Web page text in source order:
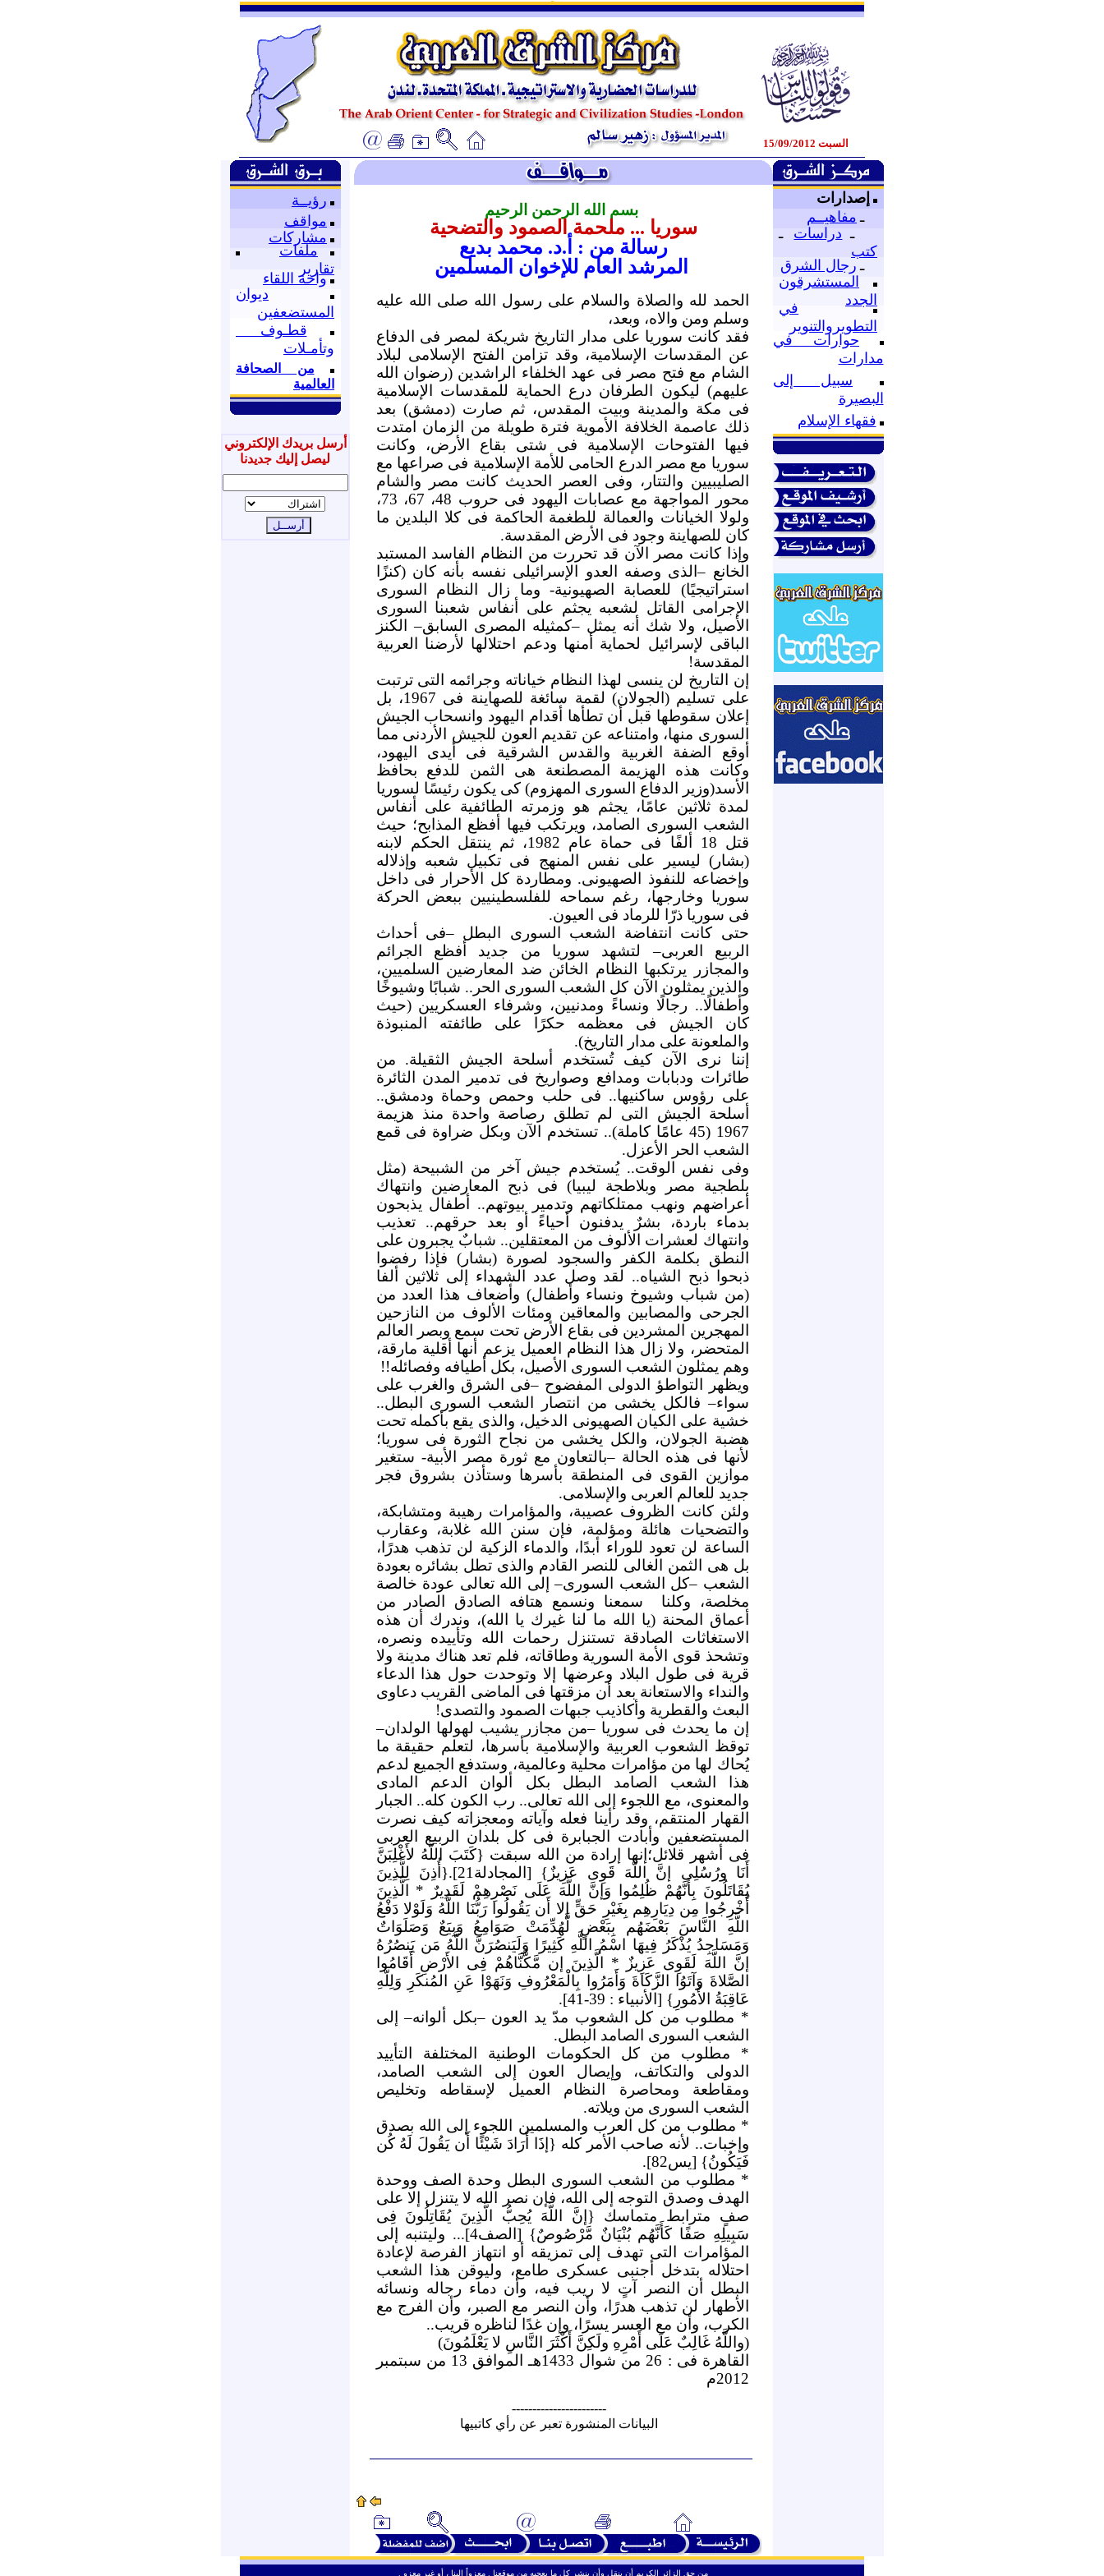
ـ
ـ
السبت 15/09/2012
رؤيــة
مواقف
مشاركات
ملفات
تقارير
واحة اللقاء
ديوان
المستضعفين
قطـوف
وتأمـلات
من الصحافة
العالمية
أرسل بريدك الإلكتروني
ليصل إليك جديدنا
إصدارات
ـ مفاهيــم
ـ دراسات
ـ
كتب
ـ رجال الشرق
المستشرقون
الجدد
في
التطويروالتنوير
حوارات في
مدارات
سبيل إلى
البصيرة
فقهاء الإسلام
بسم الله الرحمن الرحيم
سوريا ... ملحمة الصمود والتضحية
رسالة من : أ.د. محمد بديع
المرشد العام للإخوان المسلمين
الحمد لله والصلاة والسلام على رسول الله صلى الله عليه
وسلم ومن والاه، وبعد،
فقد كانت سوريا على مدار التاريخ شريكة لمصر فى الدفاع
عن المقدسات الإسلامية، وقد تزامن الفتح الإسلامى لبلاد
الشام مع فتح مصر فى عهد الخلفاء الراشدين (رضوان الله
عليهم) ليكون الطرفان درع الحماية للمقدسات الإسلامية
فى مكة والمدينة وبيت المقدس، ثم صارت (دمشق) بعد
ذلك عاصمة الخلافة الأموية فترة طويلة من الزمان امتدت
فيها الفتوحات الإسلامية فى شتى بقاع الأرض، وكانت
سوريا مع مصر الدرع الحامى للأمة الإسلامية فى صراعها مع
الصليبيين والتتار، وفى العصر الحديث كانت مصر والشام
محور المواجهة مع عصابات اليهود فى حروب 48، 67، 73،
ولولا الخيانات والعمالة للطغمة الحاكمة فى كلا البلدين ما
كان للصهاينة وجود فى الأرض المقدسة.
وإذا كانت مصر الآن قد تحررت من النظام الفاسد المستبد
الخانع –الذى وصفه العدو الإسرائيلى نفسه بأنه كان (كنزًا
استراتيجيًا) للعصابة الصهيونية- وما زال النظام السورى
الإجرامى القاتل لشعبه يجثم على أنفاس شعبنا السورى
الأصيل، ولا شك أنه يمثل –كمثيله المصرى السابق– الكنز
الباقى لإسرائيل لحماية أمنها ودعم احتلالها لأرضنا العربية
المقدسة!
إن التاريخ لن ينسى لهذا النظام خياناته وجرائمه التى ترتبت
على تسليم (الجولان) لقمة سائغة للصهاينة فى 1967، بل
إعلان سقوطها قبل أن تطأها أقدام اليهود وانسحاب الجيش
السورى منها، وامتناعه عن تقديم العون للجيش الأردنى مما
أوقع الضفة الغربية والقدس الشرقية فى أيدى اليهود،
وكانت هذه الهزيمة المصطنعة هى الثمن للدفع بحافظ
الأسد(وزير الدفاع السورى المهزوم) كى يكون رئيسًا لسوريا
لمدة ثلاثين عامًا، يجثم هو وزمرته الطائفية على أنفاس
الشعب السورى الصامد، ويرتكب فيها أفظع المذابح؛ حيث
قتل 18 ألفًا فى حماة عام 1982، ثم ينتقل الحكم لابنه
(بشار) ليسير على نفس المنهج فى تكبيل شعبه وإذلاله
وإخضاعه للنفوذ الصهيونى. ومطاردة كل الأحرار فى داخل
سوريا وخارجها، رغم سماحه للفلسطينيين ببعض الحركة
فى سوريا ذرّا للرماد فى العيون.
حتى كانت انتفاضة الشعب السورى البطل –فى أحداث
الربيع العربى– لتشهد سوريا من جديد أفظع الجرائم
والمجازر يرتكبها النظام الخائن ضد المعارضين السلميين،
والذين يمثلون الآن كل الشعب السورى الحر.. شبابًا وشيوخًا
وأطفالًا.. رجالًا ونساءً ومدنيين، وشرفاء العسكريين (حيث
كان الجيش فى معظمه حكرًا على طائفته المنبوذة
والملعونة على مدار التاريخ).
إننا نرى الآن كيف تُستخدم أسلحة الجيش الثقيلة. من
طائرات ودبابات ومدافع وصواريخ فى تدمير المدن الثائرة
على رؤوس ساكنيها.. فى حلب وحمص وحماة ودمشق..
أسلحة الجيش التى لم تطلق رصاصة واحدة منذ هزيمة
1967 (45 عامًا كاملة).. تستخدم الآن وبكل ضراوة فى قمع
الشعب الحر الأعزل.
وفى نفس الوقت.. يُستخدم جيش آخر من الشبيحة (مثل
بلطجية مصر وبلاطجة ليبيا) فى ذبح المعارضين وانتهاك
أعراضهم ونهب ممتلكاتهم وتدمير بيوتهم.. أطفال يذبحون
بدماء باردة، بشرٌ يدفنون أحياءً أو بعد حرقهم.. تعذيب
وانتهاك لعشرات الألوف من المعتقلين.. شبابٌ يجبرون على
النطق بكلمة الكفر والسجود لصورة (بشار) فإذا رفضوا
ذبحوا ذبح الشياه.. لقد وصل عدد الشهداء إلى ثلاثين ألفا
(من شباب وشيوخ ونساء وأطفال) وأضعاف هذا العدد من
الجرحى والمصابين والمعاقين ومئات الألوف من النازحين
المهجرين المشردين فى بقاع الأرض تحت سمع وبصر العالم
المتحضر، ولا زال هذا النظام العميل يزعم أنها أقلية مارقة،
وهم يمثلون الشعب السورى الأصيل، بكل أطيافه وفصائله!!
ويظهر التواطؤ الدولى المفضوح –فى الشرق والغرب على
سواء– فالكل يخشى من انتصار الشعب السورى البطل..
خشية على الكيان الصهيونى الدخيل، والذى يقع بأكمله تحت
هضبة الجولان، والكل يخشى من نجاح الثورة فى سوريا؛
لأنها فى هذه الحالة –بالتعاون مع ثورة مصر الأبية- ستغير
موازين القوى فى المنطقة بأسرها وستأذن بشروق فجر
جديد للعالم العربى والإسلامى.
ولئن كانت الظروف عصيبة، والمؤامرات رهيبة ومتشابكة،
والتضحيات هائلة ومؤلمة، فإن سنن الله غلابة، وعقارب
الساعة لن تعود للوراء أبدًا، والدماء الزكية لن تذهب هدرًا،
بل هى الثمن الغالى للنصر القادم والذى تطل بشائره بعودة
الشعب –كل الشعب السورى– إلى الله تعالى عودة خالصة
مخلصة، وكلنا
سمعنا ونسمع هتافه الصادق الصادر من
أعماق المحنة (يا الله ما لنا غيرك يا الله)، وندرك أن هذه
الاستغاثات الصادقة تستنزل رحمات الله وتأييده ونصره،
وتشحذ قوى الأمة السورية وطاقاته، فلم تعد هناك مدينة ولا
قرية فى طول البلاد وعرضها إلا وتوحدت حول هذا الدعاء
والنداء والاستعانة بعد أن مزقتها فى الماضى القريب دعاوى
البعث والقطرية وأكاذيب جبهات الصمود والتصدى!
إن ما يحدث فى سوريا –من مجازر يشيب لهولها الولدان–
توقظ الشعوب العربية والإسلامية بأسرها، لتعلم حقيقة ما
يُحاك لها من مؤامرات محلية وعالمية، وستدفع الجميع لدعم
هذا الشعب الصامد البطل بكل ألوان الدعم المادى
والمعنوى، مع اللجوء إلى الله تعالى.. رب الكون كله.. الجبار
القهار المنتقم، وقد رأينا فعله وآياته ومعجزاته كيف نصرت
المستضعفين وأبادت الجبابرة فى كل بلدان الربيع العربى
فى أشهر قلائل؛إنها إرادة من الله سبقت {كَتَبَ اللَّهُ لأَغْلِبَنَّ
أَنَا ورُسُلِى إنَّ اللَّهَ قَوِى عَزِيزٌ} [المجادلة21].{أُذِنَ لِلَّذِينَ
يُقَاتَلُونَ بِأَنَّهُمْ ظُلِمُوا وَإنَّ اللَّهَ عَلَى نَصْرِهِمْ لَقَدِيرٌ * الَّذِينَ
أُخْرِجُوا مِن دِيَارِهِم بِغَيْرِ حَقٍّ إلا أَن يَقُولُوا رَبُّنَا اللَّهُ وَلَوْلا دَفْعُ
اللَّهِ النَّاسَ بَعْضَهُم بِبَعْضٍ لَّهُدِّمَتْ صَوَامِعُ وَبِيَعٌ وَصَلَوَاتٌ
وَمَسَاجِدُ يُذْكَرُ فِيهَا اسْمُ اللَّهِ كَثِيرًا وَلَيَنصُرَنَّ اللَّهُ مَن يَنصُرُهُ
إنَّ اللَّهَ لَقَوِى عَزِيزٌ * الَّذِينَ إن مَّكَّنَّاهُمْ فِى الأَرْضِ أَقَامُوا
الصَّلاةَ وَآتَوُا الزَّكَاةَ وَأَمَرُوا بِالْمَعْرُوفِ وَنَهَوْا عَنِ المُنكَرِ وَلِلَّهِ
عَاقِبَةُ الأُمُورِ} [الأنبياء : 39-41].
* مطلوب من كل الشعوب مدّ يد العون –بكل ألوانه– إلى
الشعب السورى الصامد البطل.
* مطلوب من كل الحكومات الوطنية المختلفة التأييد
الدولى والتكاتف، وإيصال العون إلى الشعب الصامد،
ومقاطعة ومحاصرة النظام العميل لإسقاطه وتخليص
الشعب السورى من ويلاته.
* مطلوب من كل العرب والمسلمين اللجوء إلى الله بصدق
وإخبات.. لأنه صاحب الأمر كله {إذَا أَرَادَ شَيْئًا أَن يَقُولَ لَهُ كُن
فَيَكُونُ} [يس82].
* مطلوب من الشعب السورى البطل وحدة الصف ووحدة
الهدف وصدق التوجه إلى الله، فإن نصر الله لا يتنزل إلا على
صفٍ مترابط متماسك {إنَّ اللَّهَ يُحِبُّ الَّذِينَ يُقَاتِلُونَ فِى
سَبِيلِهِ صَفًا كَأَنَّهُم بُنْيَانٌ مَّرْصُوصٌ} [الصف4]... وليتنبه إلى
المؤامرات التى تهدف إلى تمزيقه أو انتهاز الفرصة لإعادة
احتلاله بتدخل أجنبى عسكرى طامع، وليوقن هذا الشعب
البطل أن النصر آتٍ لا ريب فيه، وأن دماء رجاله ونسائه
الأطهار لن تذهب هدرًا، وأن النصر مع الصبر، وأن الفرج مع
الكرب، وأن مع العسر يسرًا، وإن غدًا لناظره قريب..
(واللَّهُ غَالِبٌ عَلَى أَمْرِهِ ولَكِنَّ أَكْثَرَ النَّاسِ لا يَعْلَمُونَ)
القاهرة فى : 26 من شوال 1433هـ الموافق 13 من سبتمبر
2012م
-----------------------
البيانات المنشورة تعبر عن رأي كاتبيها
ـ
ـ
من حق الزائر الكريم أن ينقل وأن ينشر كل ما يعجبه من موقعنا . معزواً إلينا ، أو غير معزو .